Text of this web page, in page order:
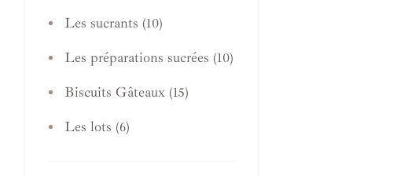
Les sucrants (10)
Les préparations sucrées (10)
Biscuits Gâteaux (15)
Les lots (6)